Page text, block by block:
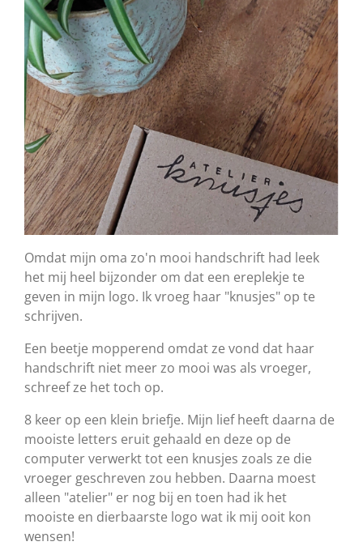
Omdat mijn oma zo'n mooi handschrift had leek
het mij heel bijzonder om dat een ereplekje te
geven in mijn logo. Ik vroeg haar "knusjes" op te
schrijven.
Een beetje mopperend omdat ze vond dat haar
handschrift niet meer zo mooi was als vroeger,
schreef ze het toch op.
8 keer op een klein briefje. Mijn lief heeft daarna de
mooiste letters eruit gehaald en deze op de
computer verwerkt tot een knusjes zoals ze die
vroeger geschreven zou hebben. Daarna moest
alleen "atelier" er nog bij en toen had ik het
mooiste en dierbaarste logo wat ik mij ooit kon
wensen!